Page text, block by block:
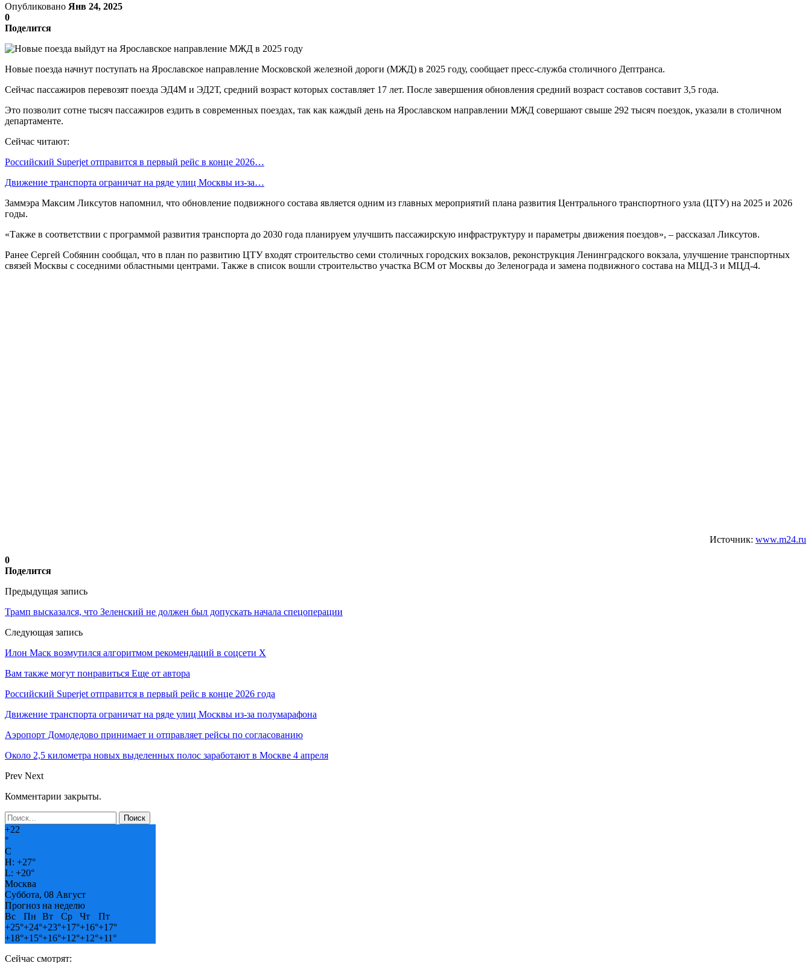
Опубликовано Янв 24, 2025
0
Поделится
Новые поезда начнут поступать на Ярославское направление Московской железной дороги (МЖД) в 2025 году, сообщает пресс-служба столичного Дептранса.
Сейчас пассажиров перевозят поезда ЭД4М и ЭД2Т, средний возраст которых составляет 17 лет. После завершения обновления средний возраст составов составит 3,5 года.
Это позволит сотне тысяч пассажиров ездить в современных поездах, так как каждый день на Ярославском направлении МЖД совершают свыше 292 тысяч поездок, указали в столичном
департаменте.
Сейчас читают:
Российский Superjet отправится в первый рейс в конце 2026…
Движение транспорта ограничат на ряде улиц Москвы из-за…
Заммэра Максим Ликсутов напомнил, что обновление подвижного состава является одним из главных мероприятий плана развития Центрального транспортного узла (ЦТУ) на 2025 и 2026
годы.
«Также в соответствии с программой развития транспорта до 2030 года планируем улучшить пассажирскую инфраструктуру и параметры движения поездов», – рассказал Ликсутов.
Ранее Сергей Собянин сообщал, что в план по развитию ЦТУ входят строительство семи столичных городских вокзалов, реконструкция Ленинградского вокзала, улучшение транспортных
связей Москвы с соседними областными центрами. Также в список вошли строительство участка ВСМ от Москвы до Зеленограда и замена подвижного состава на МЦД-3 и МЦД-4.
Источник: www.m24.ru
0
Поделится
Предыдущая запись
Трамп высказался, что Зеленский не должен был допускать начала спецоперации
Следующая запись
Илон Маск возмутился алгоритмом рекомендаций в соцсети Х
Вам также могут понравиться Еще от автора
Российский Superjet отправится в первый рейс в конце 2026 года
Движение транспорта ограничат на ряде улиц Москвы из-за полумарафона
Аэропорт Домодедово принимает и отправляет рейсы по согласованию
Около 2,5 километра новых выделенных полос заработают в Москве 4 апреля
Prev Next
Комментарии закрыты.
+22
°
C
H: +27°
L: +20°
Москва
Суббота, 08 Август
Прогноз на неделю
Вс
Пн Вт Ср Чт
Пт
+25°+24°+23°+17°+16°+17°
+18°+15°+16°+12°+12°+11°
Сейчас смотрят: